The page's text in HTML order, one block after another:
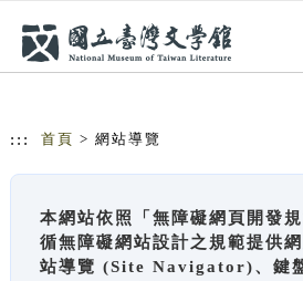
::: 首頁 > 網站導覽
本網站依照「無障礙網頁開發
循無障礙網站設計之規範提供
站導覽 (Site Navigator)、鍵